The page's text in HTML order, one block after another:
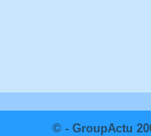
© - GroupActu